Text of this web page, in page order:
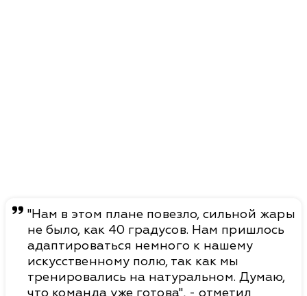
"Нам в этом плане повезло, сильной жары
не было, как 40 градусов. Нам пришлось
адаптироваться немного к нашему
искусственному полю, так как мы
тренировались на натуральном. Думаю,